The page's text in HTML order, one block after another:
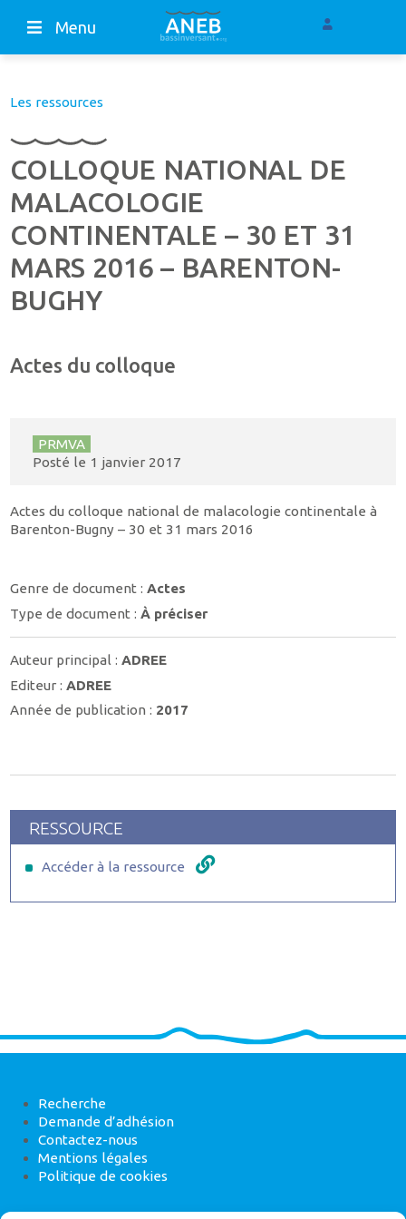
Menu
Les ressources
COLLOQUE NATIONAL DE
MALACOLOGIE
CONTINENTALE – 30 ET 31
MARS 2016 – BARENTON-
BUGHY
Actes du colloque
PRMVA
Posté le 1 janvier 2017
Actes du colloque national de malacologie continentale à
Barenton-Bugny – 30 et 31 mars 2016
Genre de document :Actes
Type de document :À préciser
Auteur principal :ADREE
Editeur :ADREE
Année de publication : 2017
RESSOURCE
Accéder à la ressource
Recherche
Demande d’adhésion
Contactez-nous
Mentions légales
Politique de cookies